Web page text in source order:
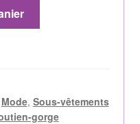
Mode, Sous-vêtements
gorge